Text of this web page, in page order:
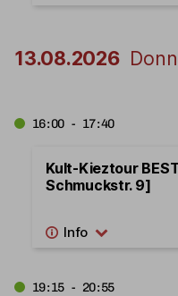
13.08.2026
16:00 - 17:40
Kult-Kieztour
Schmuckstr. 9]
19:15 - 20:55